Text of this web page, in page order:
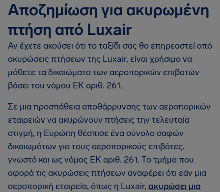
Αποζημίωση για ακυρωμένη
πτήση από Luxair
Αν έχετε ακούσει ότι το ταξίδι σας θα επηρεαστεί από
ακυρώσεις πτήσεων της Luxair, είναι χρήσιμο να
μάθετε τα δικαιώματα των αεροπορικών επιβατών
βάσει του νόμου ΕΚ αριθ. 261.
Σε μια προσπάθεια αποθάρρυνσης των αεροπορικών
εταιρειών να ακυρώνουν πτήσεις την τελευταία
στιγμή, η Ευρώπη θέσπισε ένα σύνολο σαφών
δικαιωμάτων για τους αεροπορικούς επιβάτες,
γνωστό και ως νόμος ΕΚ αριθ. 261. Το τμήμα που
αφορά τις ακυρώσεις πτήσεων αναφέρει ότι εάν μια
αεροπορική εταιρεία, όπως η Luxair, ακυρώσει μια